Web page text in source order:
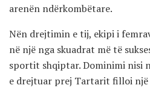
arenën ndërkombëtare.
Nën drejtimin e tij, ekipi i
në një nga skuadrat më të
sportit shqiptar. Dominimi nisi
e drejtuar prej Tartarit filloi